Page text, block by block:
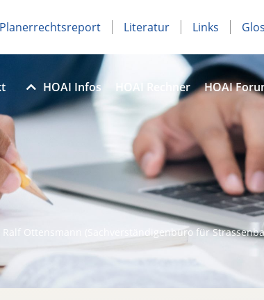
Planerrechtsreport Literatur Links
HOAI Infos HOAI Rechner HOAI
Ralf Ottensmann (Sachverständigenbüro für